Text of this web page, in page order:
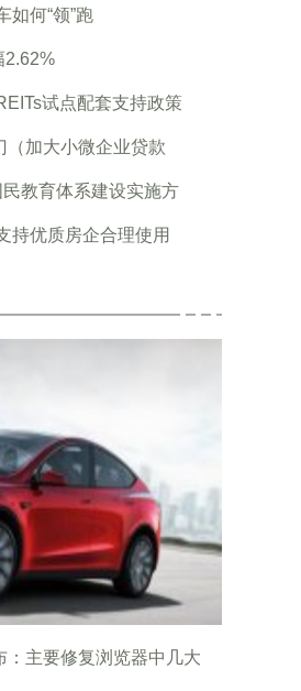
如何“领”跑
2.62%
试点配套支持政策
（加大小微企业贷款
教育体系建设实施方
持优质房企合理使用
：主要修复浏览器中几大